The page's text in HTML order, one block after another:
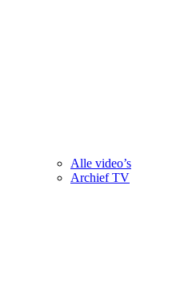
Alle video’s
Archief TV